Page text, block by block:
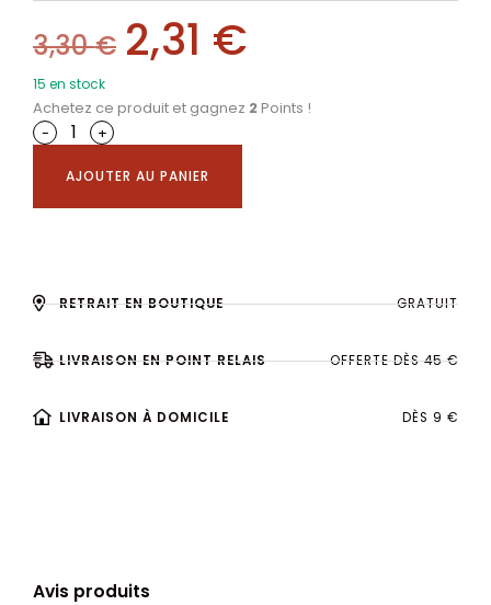
3,30€ 2,31 €
15 en stock
Achetez ce produit et gagnez 2 Points !
-
+
AJOUTER AU PANIER
RETRAIT EN BOUTIQUE GRATUIT
LIVRAISON EN POINT RELAIS OFFERTE DÈS 45 €
LIVRAISON À DOMICILE DÈS 9 €
Avis produits